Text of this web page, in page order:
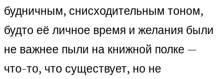
будничным, снисходительным тоном,
будто её личное время и желания были
не важнее пыли на книжной полке —
что-то, что существует, но не